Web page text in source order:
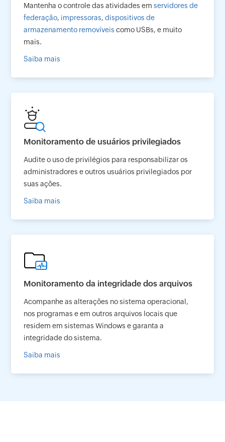
Mantenha o controle das atividades emservidores de
federação, impressoras,dispositivos de
armazenamento removíveis como USBs, e muito
mais.
Saiba mais
Monitoramento de usuários privilegiados
Audite o uso de privilégios para responsabilizar os
administradores e outros usuários privilegiados por
suas ações.
Saiba mais
Monitoramento da integridade dos arquivos
Acompanhe as alterações no sistema operacional,
nos programas e em outros arquivos locais que
residem em sistemas Windows e garanta a
integridade do sistema.
Saiba mais